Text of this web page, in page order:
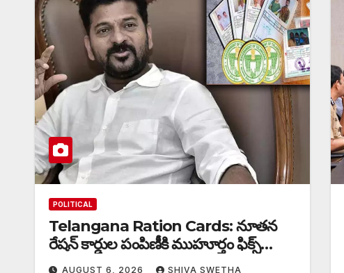
POLITICAL
Telangana Ration Cards: నూతన
రేషన్ కార్డుల పంపిణీకి ముహూర్తం ఫిక్స్‌…
AUGUST 6, 2026 SHIVA SWETHA